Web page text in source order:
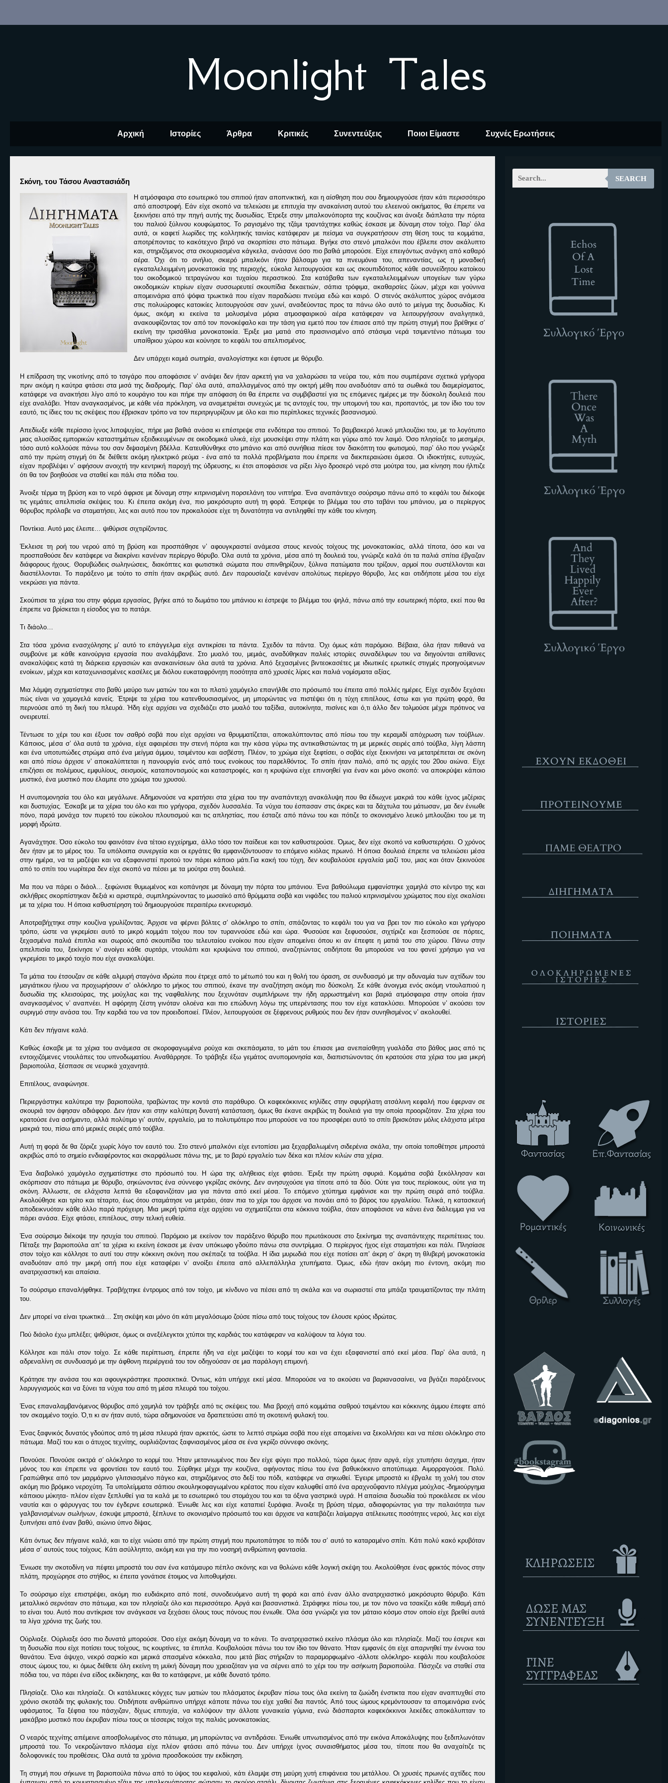
Moonlight Tales
Αρχική Ιστορίες Άρθρα Κριτικές Συνεντεύξεις Ποιοι Είμαστε Συχνές Ερωτήσεις
Σκόνη, του Τάσου Αναστασιάδη
Η ατμόσφαιρα στο εσωτερικό του σπιτιού ήταν αποπνικτική, και η αίσθηση που σου δημιουργούσε ήταν κάτι περισσότερο
από αποστροφή. Εάν είχε σκοπό να τελειώσει με επιτυχία την ανακαίνιση αυτού του ελεεινού οικήματος, θα έπρεπε να
ξεκινήσει από την πηγή αυτής της δυσωδίας. Έτρεξε στην μπαλκονόπορτα της κουζίνας και άνοιξε διάπλατα την πόρτα
του παλιού ξύλινου κουφώματος. Το ραγισμένο της τζάμι τραντάχτηκε καθώς έσκασε με δύναμη στον τοίχο. Παρ’ όλα
αυτά, οι καφετί λωρίδες της κολλητικής ταινίας κατάφεραν με πείσμα να συγκρατήσουν στη θέση τους τα κομμάτια,
αποτρέποντας το κακότεχνο βιτρό να σκορπίσει στο πάτωμα. Βγήκε στο στενό μπαλκόνι που έβλεπε στον ακάλυπτο
και, στηριζόμενος στα σκουριασμένα κάγκελα, ανάσανε όσο πιο βαθιά μπορούσε. Είχε επειγόντως ανάγκη από καθαρό
αέρα. Όχι ότι το ανήλιο, σκιερό μπαλκόνι ήταν βάλσαμο για τα πνευμόνια του, απεναντίας, ως η μοναδική
εγκαταλελειμμένη μονοκατοικία της περιοχής, εύκολα λειτουργούσε και ως σκουπιδότοπος κάθε ασυνείδητου κατοίκου
του οικοδομικού τετραγώνου και τυχαίου περαστικού. Στα κατάβαθα των εγκαταλελειμμένων υπογείων των γύρω
οικοδομικών κτιρίων είχαν συσσωρευτεί σκουπίδια δεκαετιών, σάπια τρόφιμα, ακαθαρσίες ζώων, μέχρι και γούνινα
απομεινάρια από ψόφια τρωκτικά που είχαν παραδώσει πνεύμα εδώ και καιρό. Ο στενός ακάλυπτος χώρος ανάμεσα
στις πολυώροφες κατοικίες λειτουργούσε σαν χωνί, αναδεύοντας προς τα πάνω όλο αυτό το μείγμα της δυσωδίας. Κι
όμως, ακόμη κι εκείνα τα μολυσμένα μόρια ατμοσφαιρικού αέρα κατάφεραν να λειτουργήσουν αναλγητικά,
ανακουφίζοντας τον από τον πονοκέφαλο και την τάση για εμετό που τον έπιασε από την πρώτη στιγμή που βρέθηκε σ’
εκείνη την τρισάθλια μονοκατοικία. Έριξε μια ματιά στο πρασινισμένο από στάσιμα νερά τσιμεντένιο πάτωμα του
υπαίθριου χώρου και κούνησε το κεφάλι του απελπισμένος.
Δεν υπάρχει καμιά σωτηρία, αναλογίστηκε και έφτυσε με θόρυβο.
Η επίδραση της νικοτίνης από το τσιγάρο που αποφάσισε ν’ ανάψει δεν ήταν αρκετή για να χαλαρώσει τα νεύρα του, κάτι που συμπέρανε σχετικά γρήγορα
πριν ακόμη η καύτρα φτάσει στα μισά της διαδρομής. Παρ’ όλα αυτά, απαλλαγμένος από την οικτρή μέθη που αναδυόταν από τα σωθικά του διαμερίσματος,
κατάφερε να ανακτήσει λίγο από το κουράγιο του και πήρε την απόφαση ότι θα έπρεπε να συμβιβαστεί για τις επόμενες ημέρες με την δύσκολη δουλειά που
είχε αναλάβει. Ήταν αναγκασμένος, με κάθε νέα πρόκληση, να αναμετριέται συνεχώς με τις αντοχές του, την υπομονή του και, προπαντός, με τον ίδιο του τον
εαυτό, τις ίδιες του τις σκέψεις που έβρισκαν τρόπο να τον περιτριγυρίζουν με όλο και πιο περίπλοκες τεχνικές βασανισμού.
Απεδίωξε κάθε περίσσιο ίχνος λιποψυχίας, πήρε μια βαθιά ανάσα κι επέστρεψε στα ενδότερα του σπιτιού. Το βαμβακερό λευκό μπλουζάκι του, με το λογότυπο
μιας αλυσίδας εμπορικών καταστημάτων εξειδικευμένων σε οικοδομικά υλικά, είχε μουσκέψει στην πλάτη και γύρω από τον λαιμό. Όσο πλησίαζε το μεσημέρι,
τόσο αυτό κολλούσε πάνω του σαν διψασμένη βδέλλα. Κατευθύνθηκε στο μπάνιο και από συνήθεια πίεσε τον διακόπτη του φωτισμού, παρ’ όλο που γνώριζε
από την πρώτη στιγμή ότι δε διέθετε ακόμη ηλεκτρικό ρεύμα - ένα από τα πολλά προβλήματα που έπρεπε να διεκπεραιώσει άμεσα. Οι ιδιοκτήτες, ευτυχώς,
είχαν προβλέψει ν’ αφήσουν ανοιχτή την κεντρική παροχή της ύδρευσης, κι έτσι αποφάσισε να ρίξει λίγο δροσερό νερό στα μούτρα του, μια κίνηση που ήλπιζε
ότι θα τον βοηθούσε να σταθεί και πάλι στα πόδια του.
Άνοιξε τέρμα τη βρύση και το νερό άφρισε με δύναμη στην κιτρινισμένη πορσελάνη του νιπτήρα. Ένα αναπάντεχο σούρσιμο πάνω από το κεφάλι του διέκοψε
τις γεμάτες απελπισία σκέψεις του. Κι έπειτα ακόμη ένα, πιο μακρόσυρτο αυτή τη φορά. Έστρεψε το βλέμμα του στο ταβάνι του μπάνιου, μα ο περίεργος
θόρυβος πρόλαβε να σταματήσει, λες και αυτό που τον προκαλούσε είχε τη δυνατότητα να αντιληφθεί την κάθε του κίνηση.
Ποντίκια. Αυτό μας έλειπε… ψιθύρισε σιχτιρίζοντας.
Έκλεισε τη ροή του νερού από τη βρύση και προσπάθησε ν’ αφουγκραστεί ανάμεσα στους κενούς τοίχους της μονοκατοικίας, αλλά τίποτα, όσο και να
προσπαθούσε δεν κατάφερε να διακρίνει κανέναν περίεργο θόρυβο. Όλα αυτά τα χρόνια, μέσα από τη δουλειά του, γνώριζε καλά ότι τα παλιά σπίτια έβγαζαν
διάφορους ήχους. Θορυβώδεις σωληνώσεις, διακόπτες και φωτιστικά σώματα που σπινθηρίζουν, ξύλινα πατώματα που τρίζουν, αρμοί που συστέλλονται και
διαστέλλονται. Το παράξενο με τούτο το σπίτι ήταν ακριβώς αυτό. Δεν παρουσίαζε κανέναν απολύτως περίεργο θόρυβο, λες και οτιδήποτε μέσα του είχε
νεκρώσει για πάντα.
Σκούπισε τα χέρια του στην φόρμα εργασίας, βγήκε από το δωμάτιο του μπάνιου κι έστρεψε το βλέμμα του ψηλά, πάνω από την εσωτερική πόρτα, εκεί που θα
έπρεπε να βρίσκεται η είσοδος για το πατάρι.
Τι διάολο…
Στα τόσα χρόνια ενασχόλησης μ’ αυτό το επάγγελμα είχε αντικρίσει τα πάντα. Σχεδόν τα πάντα. Όχι όμως κάτι παρόμοιο. Βέβαια, όλα ήταν πιθανά να
συμβούνε με κάθε καινούργια εργασία που αναλάμβανε. Στο μυαλό του, μεμιάς, αναδύθηκαν παλιές ιστορίες συναδέλφων του να διηγούνται απίθανες
ανακαλύψεις κατά τη διάρκεια εργασιών και ανακαινίσεων όλα αυτά τα χρόνια. Από ξεχασμένες βιντεοκασέτες με ιδιωτικές ερωτικές στιγμές προηγούμενων
ενοίκων, μέχρι και καταχωνιασμένες κασέλες με διόλου ευκαταφρόνητη ποσότητα από χρυσές λίρες και παλιά νομίσματα αξίας.
Μια λάμψη σχηματίστηκε στο βαθύ μαύρο των ματιών του και το πλατύ χαμόγελο επανήλθε στο πρόσωπό του έπειτα από πολλές ημέρες. Είχε σχεδόν ξεχάσει
πώς είναι να χαμογελά κανείς. Έτριψε τα χέρια του κατενθουσιασμένος, μη μπορώντας να πιστέψει ότι η τύχη επιτέλους, έστω και για πρώτη φορά, θα
περνούσε από τη δική του πλευρά. Ήδη είχε αρχίσει να σχεδιάζει στο μυαλό του ταξίδια, αυτοκίνητα, πισίνες και ό,τι άλλο δεν τολμούσε μέχρι πρότινος να
ονειρευτεί.
Τέντωσε το χέρι του και έξυσε τον σαθρό σοβά που είχε αρχίσει να θρυμματίζεται, αποκαλύπτοντας από πίσω του την κεραμιδί απόχρωση των τούβλων.
Κάποιος, μέσα σ’ όλα αυτά τα χρόνια, είχε αφαιρέσει την στενή πόρτα και την κάσα γύρω της αντικαθιστώντας τη με μερικές σειρές από τούβλα, λίγη λάσπη
και ένα υποτυπώδες στρώμα από ένα μείγμα άμμου, τσιμέντου και ασβέστη. Πλέον, το χρώμα είχε ξεφτίσει, ο σοβάς είχε ξεκινήσει να μετατρέπεται σε σκόνη
και από πίσω άρχισε ν’ αποκαλύπτεται η πανουργία ενός από τους ενοίκους του παρελθόντος. Το σπίτι ήταν παλιό, από τις αρχές του 20ου αιώνα. Είχε
επιζήσει σε πολέμους, εμφυλίους, σεισμούς, καταποντισμούς και καταστροφές, και η κρυψώνα είχε επινοηθεί για έναν και μόνο σκοπό: να αποκρύψει κάποιο
μυστικό, ένα μυστικό που έλαμπε στο χρώμα του χρυσού.
Η ανυπομονησία του όλο και μεγάλωνε. Αδημονούσε να κρατήσει στα χέρια του την αναπάντεχη ανακάλυψη που θα έδιωχνε μακριά του κάθε ίχνος μιζέριας
και δυστυχίας. Έσκαβε με τα χέρια του όλο και πιο γρήγορα, σχεδόν λυσσαλέα. Τα νύχια του έσπασαν στις άκρες και τα δάχτυλα του μάτωσαν, μα δεν ένιωθε
πόνο, παρά μονάχα τον πυρετό του εύκολου πλουτισμού και τις απληστίας, που έσταζε από πάνω του και πότιζε το σκονισμένο λευκό μπλουζάκι του με τη
μορφή ιδρώτα.
Αγανάχτησε. Όσο εύκολο του φαινόταν ένα τέτοιο εγχείρημα, άλλο τόσο τον παίδευε και τον καθυστερούσε. Όμως, δεν είχε σκοπό να καθυστερήσει. Ο χρόνος
δεν ήταν με το μέρος του. Τα υπόλοιπα συνεργεία και οι εργάτες θα εμφανιζόντουσαν το επόμενο κιόλας πρωινό. Η όποια δουλειά έπρεπε να τελειώσει μέσα
στην ημέρα, να τα μαζέψει και να εξαφανιστεί προτού τον πάρει κάποιο μάτι.Για κακή του τύχη, δεν κουβαλούσε εργαλεία μαζί του, μιας και όταν ξεκινούσε
από το σπίτι του νωρίτερα δεν είχε σκοπό να πέσει με τα μούτρα στη δουλειά.
Μα που να πάρει ο διάολ... ξεφώνισε θυμωμένος και κοπάνησε με δύναμη την πόρτα του μπάνιου. Ένα βαθούλωμα εμφανίστηκε χαμηλά στο κέντρο της και
σκλήθρες σκορπίστηκαν δεξιά κι αριστερά, συμπληρώνοντας το μωσαϊκό από θρύμματα σοβά και νιφάδες του παλιού κιτρινισμένου χρώματος που είχε σκαλίσει
με τα χέρια του. Η όποια καθυστέρηση τού δημιουργούσε περαιτέρω εκνευρισμό.
Αποτραβήχτηκε στην κουζίνα γρυλίζοντας. Άρχισε να φέρνει βόλτες σ’ ολόκληρο το σπίτι, σπάζοντας το κεφάλι του για να βρει τον πιο εύκολο και γρήγορο
τρόπο, ώστε να γκρεμίσει αυτό το μικρό κομμάτι τοίχου που τον τυραννούσε εδώ και ώρα. Φυσούσε και ξεφυσούσε, σιχτίριζε και ξεσπούσε σε πόρτες,
ξεχασμένα παλιά έπιπλα και σωρούς από σκουπίδια του τελευταίου ενοίκου που είχαν απομείνει όπου κι αν έπεφτε η ματιά του στο χώρου. Πάνω στην
απελπισία του, ξεκίνησε ν’ ανοίγει κάθε συρτάρι, ντουλάπι και κρυψώνα του σπιτιού, αναζητώντας οτιδήποτε θα μπορούσε να του φανεί χρήσιμο για να
γκρεμίσει το μικρό τοιχίο που είχε ανακαλύψει.
Τα μάτια του έτσουζαν σε κάθε αλμυρή σταγόνα ιδρώτα που έτρεχε από το μέτωπό του και η θολή του όραση, σε συνδυασμό με την αδυναμία των αχτίδων του
μαγιάτικου ήλιου να προχωρήσουν σ’ ολόκληρο το μήκος του σπιτιού, έκανε την αναζήτηση ακόμη πιο δύσκολη. Σε κάθε άνοιγμα ενός ακόμη ντουλαπιού η
δυσωδία της κλεισούρας, της μούχλας και της ναφθαλίνης που ξεχυνόταν συμπλήρωνε την ήδη αρρωστημένη και βαριά ατμόσφαιρα στην οποία ήταν
αναγκασμένος ν’ αναπνέει. Η αφόρητη ζέστη γινόταν ολοένα και πιο επώδυνη λόγω της υπερέντασης που τον είχε κατακλύσει. Μπορούσε ν’ ακούσει τον
συριγμό στην ανάσα του. Την καρδιά του να τον προειδοποιεί. Πλέον, λειτουργούσε σε ξέφρενους ρυθμούς που δεν ήταν συνηθισμένος ν’ ακολουθεί.
Κάτι δεν πήγαινε καλά.
Καθώς έσκαβε με τα χέρια του ανάμεσα σε σκοροφαγωμένα ρούχα και σκεπάσματα, το μάτι του έπιασε μια ανεπαίσθητη γυαλάδα στο βάθος μιας από τις
εντοιχιζόμενες ντουλάπες του υπνοδωματίου. Αναθάρρησε. Το τράβηξε έξω γεμάτος ανυπομονησία και, διαπιστώνοντας ότι κρατούσε στα χέρια του μια μικρή
βαριοπούλα, ξέσπασε σε νευρικά χαχανητά.
Επιτέλους, αναφώνησε.
Περιεργάστηκε καλύτερα την βαριοπούλα, τραβώντας την κοντά στο παράθυρο. Οι καφεκόκκινες κηλίδες στην σφυρήλατη ατσάλινη κεφαλή που έφερναν σε
σκουριά τον άφησαν αδιάφορο. Δεν ήταν και στην καλύτερη δυνατή κατάσταση, όμως θα έκανε ακριβώς τη δουλειά για την οποία προοριζόταν. Στα χέρια του
κρατούσε ένα ασήμαντο, αλλά πολύτιμο γι’ αυτόν, εργαλείο, μα το πολυτιμότερο που μπορούσε να του προσφέρει αυτό το σπίτι βρισκόταν μόλις ελάχιστα μέτρα
μακριά του, πίσω από μερικές σειρές από τούβλα.
Αυτή τη φορά δε θα ζόριζε χωρίς λόγο τον εαυτό του. Στο στενό μπαλκόνι είχε εντοπίσει μια ξεχαρβαλωμένη σιδερένια σκάλα, την οποία τοποθέτησε μπροστά
ακριβώς από το σημείο ενδιαφέροντος και σκαρφάλωσε πάνω της, με το βαρύ εργαλείο των δέκα και πλέον κιλών στα χέρια.
Ένα διαβολικό χαμόγελο σχηματίστηκε στο πρόσωπό του. Η ώρα της αλήθειας είχε φτάσει. Έριξε την πρώτη σφυριά. Κομμάτια σοβά ξεκόλλησαν και
σκόρπισαν στο πάτωμα με θόρυβο, σηκώνοντας ένα σύννεφο γκρίζας σκόνης. Δεν ανησυχούσε για τίποτε από τα δύο. Ούτε για τους περίοικους, ούτε για τη
σκόνη. Άλλωστε, σε ελάχιστα λεπτά θα εξαφανιζόταν μια για πάντα από εκεί μέσα. Το επόμενο χτύπημα εμφάνισε και την πρώτη σειρά από τούβλα.
Ακολούθησε και τρίτο και τέταρτο, έως ότου σταμάτησε να μετράει, όταν πια το χέρι του άρχισε να πονάει από το βάρος του εργαλείου. Τελικά, η κατασκευή
αποδεικνυόταν κάθε άλλο παρά πρόχειρη. Μια μικρή τρύπα είχε αρχίσει να σχηματίζεται στα κόκκινα τούβλα, όταν αποφάσισε να κάνει ένα διάλειμμα για να
πάρει ανάσα. Είχε φτάσει, επιτέλους, στην τελική ευθεία.
Ένα σούρσιμο διέκοψε την ησυχία του σπιτιού. Παρόμοιο με εκείνον τον παράξενο θόρυβο που πρωτάκουσε στο ξεκίνημα της αναπάντεχης περιπέτειας του.
Πέταξε την βαριοπούλα απ’ τα χέρια κι εκείνη έσκασε με έναν υπόκωφο γδούπο πάνω στα συντρίμμια. Ο περίεργος ήχος είχε σταματήσει και πάλι. Πλησίασε
στον τοίχο και κόλλησε το αυτί του στην κόκκινη σκόνη που σκέπαζε τα τούβλα. Η ίδια μυρωδιά που είχε ποτίσει απ’ άκρη σ’ άκρη τη θλιβερή μονοκατοικία
αναδυόταν από την μικρή οπή που είχε καταφέρει ν’ ανοίξει έπειτα από αλλεπάλληλα χτυπήματα. Όμως, εδώ ήταν ακόμη πιο έντονη, ακόμη πιο
ανατριχιαστική και απαίσια.
Το σούρσιμο επαναλήφθηκε. Τραβήχτηκε έντρομος από τον τοίχο, με κίνδυνο να πέσει από τη σκάλα και να σωριαστεί στα μπάζα τραυματίζοντας την πλάτη
του.
Δεν μπορεί να είναι τρωκτικά… Στη σκέψη και μόνο ότι κάτι μεγαλόσωμο ζούσε πίσω από τους τοίχους τον έλουσε κρύος ιδρώτας.
Πού διάολο έχω μπλέξει; ψιθύρισε, όμως οι ανεξέλεγκτοι χτύποι της καρδιάς του κατάφεραν να καλύψουν τα λόγια του.
Κόλλησε και πάλι στον τοίχο. Σε κάθε περίπτωση, έπρεπε ήδη να είχε μαζέψει το κορμί του και να έχει εξαφανιστεί από εκεί μέσα. Παρ’ όλα αυτά, η
αδρεναλίνη σε συνδυασμό με την άφθονη περιέργειά του τον οδηγούσαν σε μια παράλογη επιμονή.
Κράτησε την ανάσα του και αφουγκράστηκε προσεκτικά. Όντως, κάτι υπήρχε εκεί μέσα. Μπορούσε να το ακούσει να βαριανασαίνει, να βγάζει παράξενους
λαρυγγισμούς και να ξύνει τα νύχια του από τη μέσα πλευρά του τοίχου.
Ένας επαναλαμβανόμενος θόρυβος από χαμηλά τον τράβηξε από τις σκέψεις του. Μια βροχή από κομμάτια σαθρού τσιμέντου και κόκκινης άμμου έπεφτε από
τον σκαμμένο τοιχίο. Ό,τι κι αν ήταν αυτό, τώρα αδημονούσε να δραπετεύσει από τη σκοτεινή φυλακή του.
Ένας ξαφνικός δυνατός γδούπος από τη μέσα πλευρά ήταν αρκετός, ώστε το λεπτό στρώμα σοβά που είχε απομείνει να ξεκολλήσει και να πέσει ολόκληρο στο
πάτωμα. Μαζί του και ο άτυχος τεχνίτης, ουρλιάζοντας ξαφνιασμένος μέσα σε ένα γκρίζο σύννεφο σκόνης.
Πονούσε. Πονούσε οικτρά σ’ ολόκληρο το κορμί του. Ήταν μετανιωμένος που δεν είχε φύγει προ πολλού, τώρα όμως ήταν αργά, είχε χτυπήσει άσχημα, ήταν
μόνος του και έπρεπε να φροντίσει τον εαυτό του. Σύρθηκε μέχρι την κουζίνα, αφήνοντας πίσω του ένα βαθυκόκκινο αποτύπωμα. Αιμορραγούσε. Πολύ.
Γραπώθηκε από τον μαρμάρινο γλιτσιασμένο πάγκο και, στηριζόμενος στο δεξί του πόδι, κατάφερε να σηκωθεί. Έγειρε μπροστά κι έβγαλε τη χολή του στον
ακόμη πιο βρόμικο νεροχύτη. Τα υπολείμματα σάπιου σκουληκοφαγωμένου κρέατος που είχαν καλυφθεί από ένα αραχνοΰφαντο πλέγμα μούχλας -δημιούργημα
κάποιου μύκητα- πλέον είχαν ξεπλυθεί για τα καλά με το εσωτερικό του στομάχου του και τα όξινα γαστρικά υγρά. Η απαίσια δυσωδία τού προκάλεσε εκ νέου
ναυτία και ο φάρυγγας του τον έγδερνε εσωτερικά. Ένιωθε λες και είχε καταπιεί ξυράφια. Άνοιξε τη βρύση τέρμα, αδιαφορώντας για την παλαιότητα των
γαλβανισμένων σωλήνων, έσκυψε μπροστά, ξέπλυνε το σκονισμένο πρόσωπό του και άρχισε να κατεβάζει λαίμαργα ατέλειωτες ποσότητες νερού, λες και είχε
ξυπνήσει από έναν βαθύ, αιώνιο ύπνο δίψας.
Κάτι όντως δεν πήγαινε καλά, και το είχε νιώσει από την πρώτη στιγμή που πρωτοπάτησε το πόδι του σ’ αυτό το καταραμένο σπίτι. Κάτι πολύ κακό κρυβόταν
μέσα σ’ αυτούς τους τοίχους. Κάτι ασύλληπτο, ακόμη και για την πιο νοσηρή ανθρώπινη φαντασία.
Ένιωσε την σκοτοδίνη να πέφτει μπροστά του σαν ένα κατάμαυρο πέπλο σκόνης και να θολώνει κάθε λογική σκέψη του. Ακολούθησε ένας φρικτός πόνος στην
πλάτη, προχώρησε στο στήθος, κι έπειτα γονάτισε έτοιμος να λιποθυμήσει.
Το σούρσιμο είχε επιστρέψει, ακόμη πιο ευδιάκριτο από ποτέ, συνοδευόμενο αυτή τη φορά και από έναν άλλο ανατριχιαστικό μακρόσυρτο θόρυβο. Κάτι
μεταλλικό σερνόταν στο πάτωμα, και τον πλησίαζε όλο και περισσότερο. Αργά και βασανιστικά. Στράφηκε πίσω του, με τον πόνο να τσακίζει κάθε πιθαμή από
το είναι του. Αυτό που αντίκρισε τον ανάγκασε να ξεχάσει όλους τους πόνους που ένιωθε. Όλα όσα γνώριζε για τον μάταιο κόσμο στον οποίο είχε βρεθεί αυτά
τα λίγα χρόνια της ζωής του.
Ούρλιαξε. Ούρλιαξε όσο πιο δυνατά μπορούσε. Όσο είχε ακόμη δύναμη να το κάνει. Το ανατριχιαστικό εκείνο πλάσμα όλο και πλησίαζε. Μαζί του έσερνε και
τη δυσωδία που είχε ποτίσει τους τοίχους, τις κουρτίνες, τα έπιπλα. Κουβαλούσε πάνω του τον ίδιο τον θάνατο. Ήταν εμφανές ότι είχε απαρνηθεί την έννοια του
θανάτου. Ένα άψυχο, νεκρό σαρκίο και μερικά σπασμένα κόκκαλα, που μετά βίας στήριζαν το παραμορφωμένο -άλλοτε ολόκληρο- κεφάλι που κουβαλούσε
στους ώμους του, κι όμως διέθετε όλη εκείνη τη μυϊκή δύναμη που χρειαζόταν για να σέρνει από το χέρι του την ασήκωτη βαριοπούλα. Πάσχιζε να σταθεί στα
πόδια του, να πάρει ένα είδος εκδίκησης, και θα το κατάφερνε, με κάθε δυνατό τρόπο.
Πλησίαζε. Όλο και πλησίαζε. Οι κατάλευκες κόγχες των ματιών του πλάσματος έκρυβαν πίσω τους όλα εκείνη τα ζωώδη ένστικτα που είχαν αναπτυχθεί στο
χρόνιο σκοτάδι της φυλακής του. Οτιδήποτε ανθρώπινο υπήρχε κάποτε πάνω του είχε χαθεί δια παντός. Από τους ώμους κρεμόντουσαν τα απομεινάρια ενός
υφάσματος. Τα ξέφτια του πάσχιζαν, δίχως επιτυχία, να καλύψουν την άλλοτε γυναικεία γύμνια, ενώ διάσπαρτοι καφεκόκκινοι λεκέδες αποκάλυπταν το
μακάβριο μυστικό που έκρυβαν πίσω τους οι τέσσερις τοίχοι της παλιάς μονοκατοικίας.
Ο νεαρός τεχνίτης απέμεινε αποσβολωμένος στο πάτωμα, μη μπορώντας να αντιδράσει. Ένιωθε υπνωτισμένος από την εικόνα Αποκάλυψης που ξεδιπλωνόταν
μπροστά του. Το νεκροζώντανο πλάσμα είχε πλέον φτάσει από πάνω του. Δεν υπήρχε ίχνος συναισθήματος μέσα του, τίποτε που θα αναχαίτιζε τις
δολοφονικές του προθέσεις. Όλα αυτά τα χρόνια προσδοκούσε την εκδίκηση.
Τη στιγμή που σήκωνε τη βαριοπούλα πάνω από το ύψος του κεφαλιού, κάτι έλαμψε στη μαύρη χυτή επιφάνεια του μετάλλου. Οι χρυσές πρωινές αχτίδες που
SEARCH